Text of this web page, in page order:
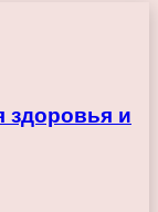
здоровья и